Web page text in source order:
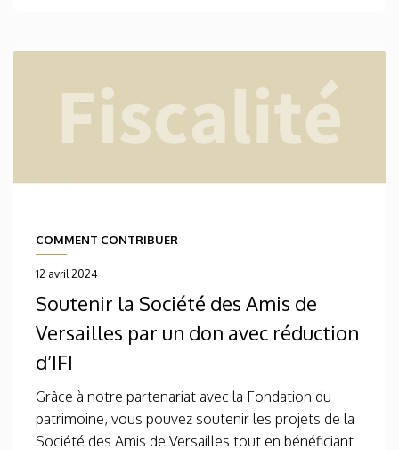
COMMENT CONTRIBUER
12 avril 2024
Soutenir la Société des Amis de
Versailles par un don avec réduction
d’IFI
Grâce à notre partenariat avec la Fondation du
patrimoine, vous pouvez soutenir les projets de la
Société des Amis de Versailles tout en bénéficiant